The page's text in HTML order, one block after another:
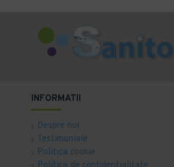
INFORMATII
Despre noi
Testimoniale
Politica cookie